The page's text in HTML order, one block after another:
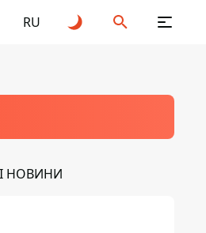
RU
НОВИНИ